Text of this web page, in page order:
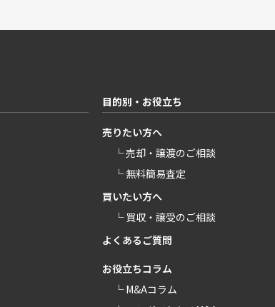
目的別・お役立ち
売りたい方へ
└ 売却・譲渡のご相談
└ 無料簡易査定
買いたい方へ
└ 買収・譲受のご相談
よくあるご質問
お役立ちコラム
└ M&Aコラム